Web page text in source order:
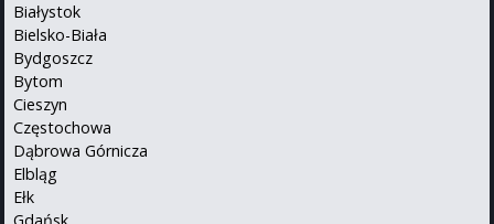
Białystok
Bielsko-Biała
Bydgoszcz
Bytom
Cieszyn
Częstochowa
Dąbrowa Górnicza
Elbląg
Ełk